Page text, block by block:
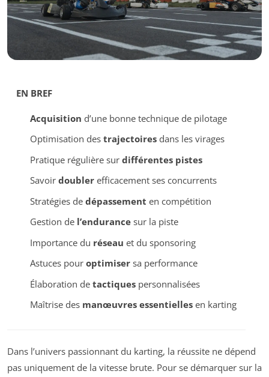
EN BREF
Acquisition d’une bonne technique de pilotage
Optimisation des trajectoiresdans les virages
Pratique régulière sur différentes pistes
Savoir doublerefficacement ses concurrents
Stratégies de dépassement en compétition
Gestion de l’endurancesur la piste
Importance du réseau et du sponsoring
Astuces pour optimisersa performance
Élaboration de tactiquespersonnalisées
Maîtrise des manœuvres essentiellesen karting
Dans l’univers passionnant du karting, la réussite ne dépend
pas uniquement de la vitesse brute. Pour se démarquer sur la